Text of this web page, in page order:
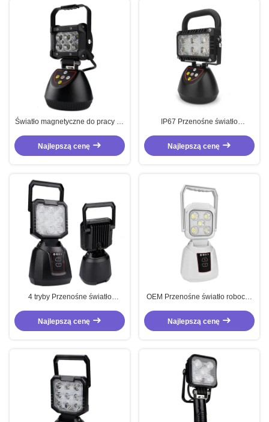
Światło magnetyczne do pracy na
Najlepszą cenę
IP67 Przenośne światło
Najlepszą cenę
4 tryby Przenośne światło
Przenośne światło LED
Najlepszą cenę
OEM Przenośne światło robocze
awaryjne LED do ładowania
ponownego 15W
Najlepszą cenę